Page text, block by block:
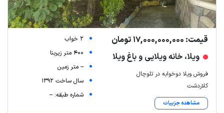
قیمت: 17,000,000,000 تومان
ویلا، خانه ویلایی و باغ ویلا
فروش ویلا دوخوابه در تلوچال
کلاردشت
مشاهده جزییات
2 خواب
400 متر زیربنا
-- متر زمین
سال ساخت 1392
شماره طبقه: --